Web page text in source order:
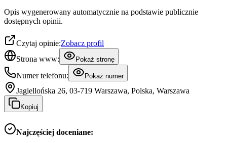
Opis wygenerowany automatycznie na podstawie publicznie
dostępnych opinii.
Czytaj opinie:Zobacz profil
Strona www:
Pokaż stronę
Numer telefonu: Pokaż numer
Jagiellońska 26, 03-719 Warszawa, Polska, Warszawa
Kopiuj
Najczęściej doceniane: